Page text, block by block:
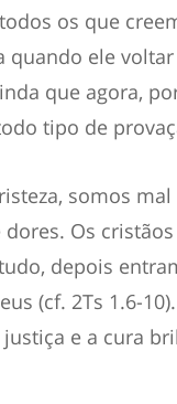
os que
ele
que agora,
tipo de
somos
Os
depois
(cf. 2Ts 1.6-
e a cura